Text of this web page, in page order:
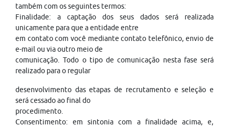
também com os seguintes termos:
Finalidade: a captação dos seus dados será realizada
unicamente para que a entidade entre
em contato com você mediante contato telefônico, envio de
e-mail ou via outro meio de
comunicação. Todo o tipo de comunicação nesta fase será
realizado para o regular
desenvolvimento das etapas de recrutamento e seleção e
será cessado ao final do
procedimento.
Consentimento: em sintonia com a finalidade acima, e,